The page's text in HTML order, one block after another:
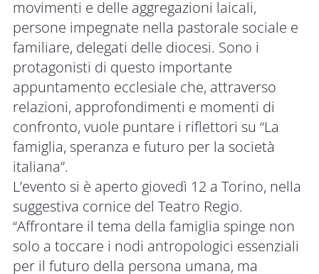
movimenti e delle aggregazioni laicali,
persone impegnate nella pastorale sociale e
familiare, delegati delle diocesi. Sono i
protagonisti di questo importante
appuntamento ecclesiale che, attraverso
relazioni, approfondimenti e momenti di
confronto, vuole puntare i riflettori su “La
famiglia, speranza e futuro per la società
italiana”.
L’evento si è aperto giovedì 12 a Torino, nella
suggestiva cornice del Teatro Regio.
“Affrontare il tema della famiglia spinge non
solo a toccare i nodi antropologici essenziali
per il futuro della persona umana, ma